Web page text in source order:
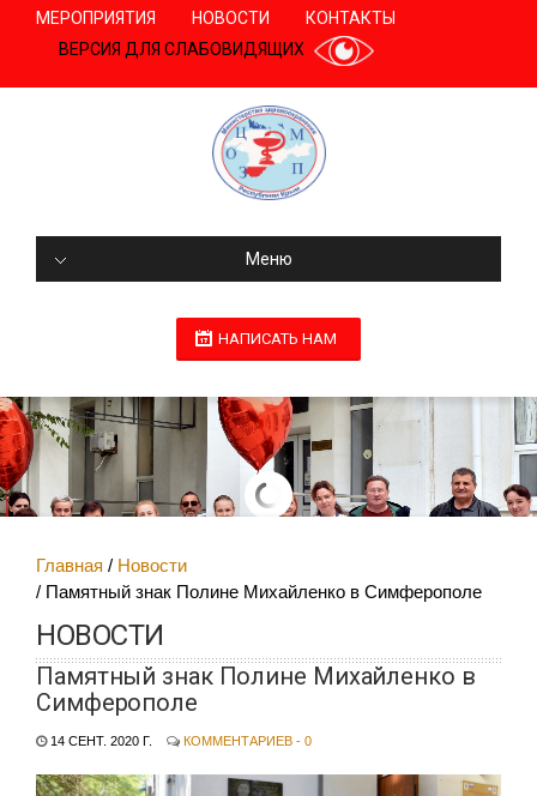
МЕРОПРИЯТИЯ НОВОСТИ
КОНТАКТЫ
ВЕРСИЯ ДЛЯ СЛАБОВИДЯЩИХ
Меню
НАПИСАТЬ НАМ
Главная
Новости
Памятный знак Полине Михайленко в Симферополе
НОВОСТИ
Памятный знак Полине Михайленко в
Симферополе
14 СЕНТ. 2020 Г. КОММЕНТАРИЕВ - 0